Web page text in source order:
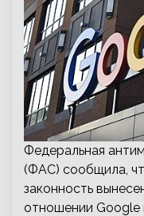
Федеральная
(ФАС) сообщила,
законность
отношении Google